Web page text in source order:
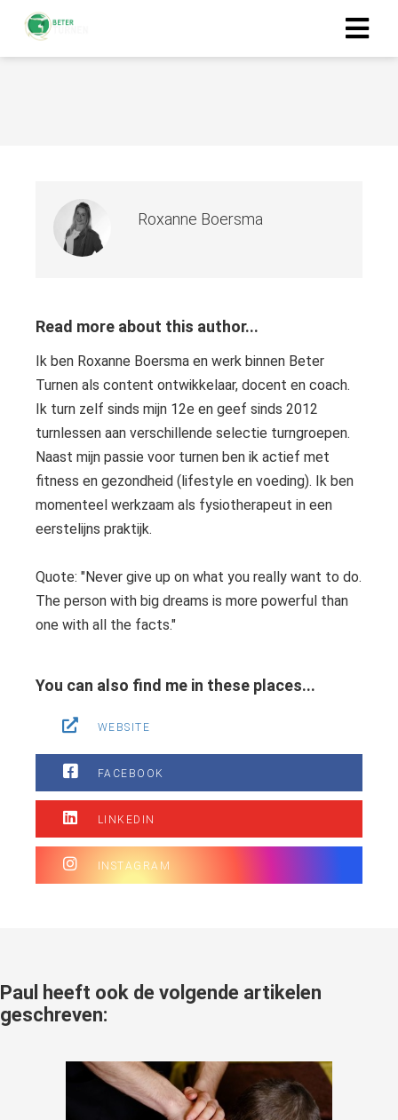
Roxanne Boersma
Read more about this author...
Ik ben Roxanne Boersma en werk binnen Beter
Turnen als content ontwikkelaar, docent en coach.
Ik turn zelf sinds mijn 12e en geef sinds 2012
turnlessen aan verschillende selectie turngroepen.
Naast mijn passie voor turnen ben ik actief met
fitness en gezondheid (lifestyle en voeding). Ik ben
momenteel werkzaam als fysiotherapeut in een
eerstelijns praktijk.
Quote: "Never give up on what you really want to do.
The person with big dreams is more powerful than
one with all the facts."
You can also find me in these places...
WEBSITE
FACEBOOK
LINKEDIN
INSTAGRAM
Paul heeft ook de volgende artikelen
geschreven: